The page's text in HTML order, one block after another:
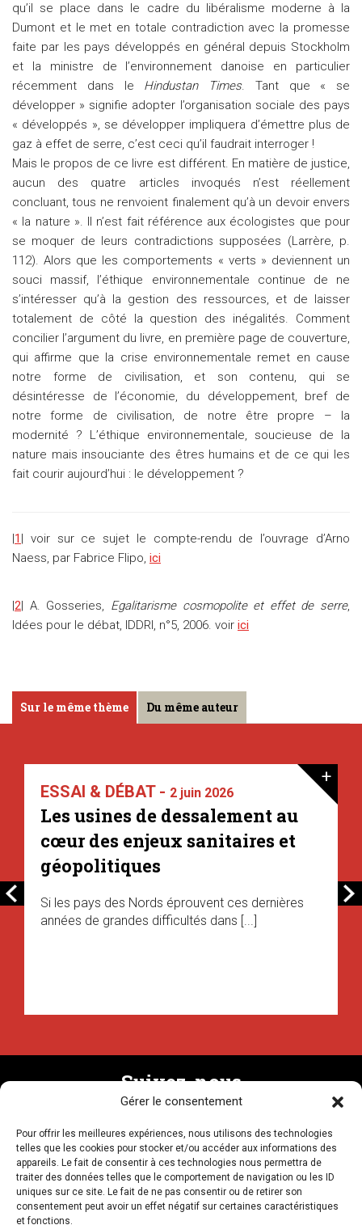
Gérer le consentement
Pour offrir les meilleures expériences, nous utilisons des technologies
telles que les cookies pour stocker et/ou accéder aux informations des
appareils. Le fait de consentir à ces technologies nous permettra de
traiter des données telles que le comportement de navigation ou les ID
uniques sur ce site. Le fait de ne pas consentir ou de retirer son
consentement peut avoir un effet négatif sur certaines caractéristiques
et fonctions.
qu’il se place dans le cadre du libéralisme moderne à la
Dumont et le met en totale contradiction avec la promesse
faite par les pays développés en général depuis Stockholm
et la ministre de l’environnement danoise en particulier
récemment dans le Hindustan Times. Tant que « se
développer » signifie adopter l’organisation sociale des pays
« développés », se développer impliquera d’émettre plus de
gaz à effet de serre, c’est ceci qu’il faudrait interroger !
Mais le propos de ce livre est différent. En matière de justice,
aucun des quatre articles invoqués n’est réellement
concluant, tous ne renvoient finalement qu’à un devoir envers
« la nature ». Il n’est fait référence aux écologistes que pour
se moquer de leurs contradictions supposées (Larrère, p.
112). Alors que les comportements « verts » deviennent un
souci massif, l’éthique environnementale continue de ne
s’intéresser qu’à la gestion des ressources, et de laisser
totalement de côté la question des inégalités. Comment
concilier l’argument du livre, en première page de couverture,
qui affirme que la crise environnementale remet en cause
notre forme de civilisation, et son contenu, qui se
désintéresse de l’économie, du développement, bref de
notre forme de civilisation, de notre être propre – la
modernité ? L’éthique environnementale, soucieuse de la
nature mais insouciante des êtres humains et de ce qui les
fait courir aujourd’hui : le développement ?
|1 | voir sur ce sujet le compte-rendu de l’ouvrage d’Arno
Naess, par Fabrice Flipo, ici
|2| A. Gosseries, Egalitarisme cosmopolite et effet de serre,
Idées pour le débat, IDDRI, n°5, 2006. voir ici
Sur le même thème Du même auteur
ESSAI & DÉBAT - 2 juin 2026
Les usines de dessalement au
cœur des enjeux sanitaires et
géopolitiques
Si les pays des Nords éprouvent ces dernières
années de grandes difficultés dans [...]
+
Suivez-nous
Recevez la newsletter